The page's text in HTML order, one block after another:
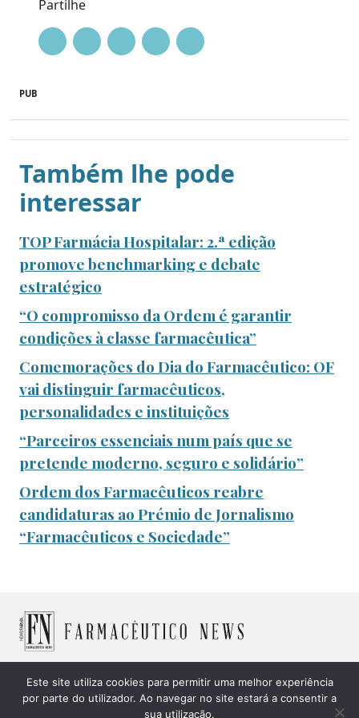
Partilhe
PUB
Também lhe pode
interessar
TOP Farmácia Hospitalar: 2.ª edição
promove benchmarking e debate
estratégico
“O compromisso da Ordem é garantir
condições à classe farmacêutica”
Comemorações do Dia do Farmacêutico: OF
vai distinguir farmacêuticos,
personalidades e instituições
“Parceiros essenciais num país que se
pretende moderno, seguro e solidário”
Ordem dos Farmacêuticos reabre
candidaturas ao Prémio de Jornalismo
“Farmacêuticos e Sociedade”
© 2026 Farmacêutico News -Política de Cookies |Política
Este site utiliza cookies para permitir uma melhor experiência
por parte do utilizador. Ao navegar no site estará a consentir a
sua utilização.